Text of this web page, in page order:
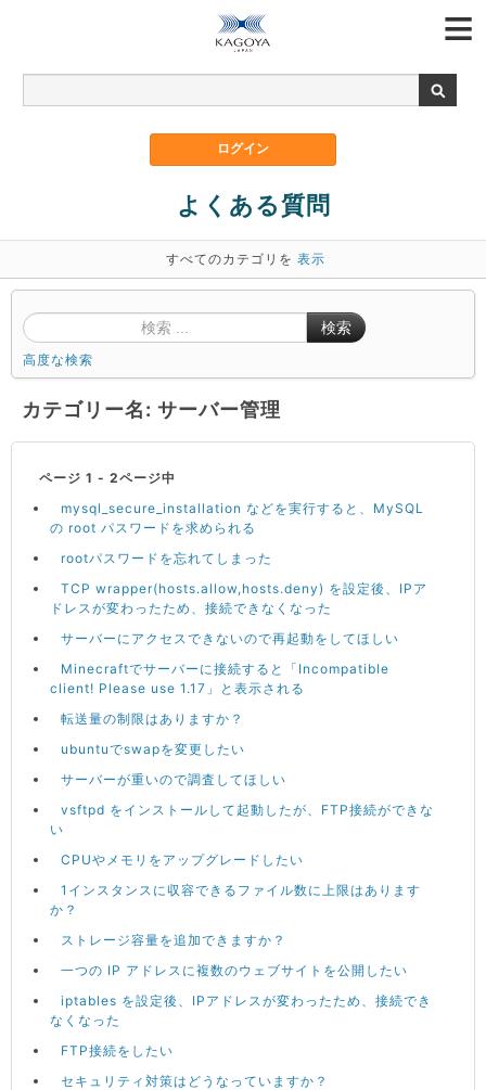
よくある質問
すべてのカテゴリを 表示
検索
高度な検索
カテゴリー名: サーバー管理
ページ 1 - 2ページ中
mysql_secure_installation などを実行すると、MySQL
の root パスワードを求められる
rootパスワードを忘れてしまった
TCP wrapper(hosts.allow,hosts.deny) を設定後、IPア
ドレスが変わったため、接続できなくなった
サーバーにアクセスできないので再起動をしてほしい
Minecraftでサーバーに接続すると「Incompatible
client! Please use 1.17」と表示される
転送量の制限はありますか？
ubuntuでswapを変更したい
サーバーが重いので調査してほしい
vsftpd をインストールして起動したが、FTP接続ができな
い
CPUやメモリをアップグレードしたい
1インスタンスに収容できるファイル数に上限はあります
か？
ストレージ容量を追加できますか？
一つの IP アドレスに複数のウェブサイトを公開したい
iptables を設定後、IPアドレスが変わったため、接続でき
なくなった
FTP接続をしたい
セキュリティ対策はどうなっていますか？